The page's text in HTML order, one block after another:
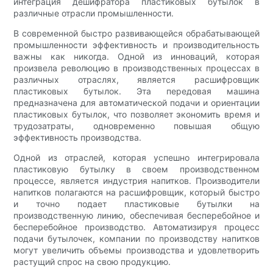
различные отрасли промышленности.
В современной быстро развивающейся обрабатывающей
промышленности эффективность и производительность
важны как никогда. Одной из инноваций, которая
произвела революцию в производственных процессах в
различных отраслях, является расшифровщик
пластиковых бутылок. Эта передовая машина
предназначена для автоматической подачи и ориентации
пластиковых бутылок, что позволяет экономить время и
трудозатраты, одновременно повышая общую
эффективность производства.
Одной из отраслей, которая успешно интегрировала
пластиковую бутылку в своем производственном
процессе, является индустрия напитков. Производители
напитков полагаются на расшифровщик, который быстро
и точно подает пластиковые бутылки на
производственную линию, обеспечивая бесперебойное и
бесперебойное производство. Автоматизируя процесс
подачи бутылочек, компании по производству напитков
могут увеличить объемы производства и удовлетворить
растущий спрос на свою продукцию.